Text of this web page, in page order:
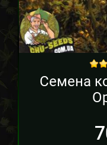
Семена